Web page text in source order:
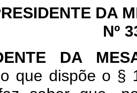
DA
Nº
DA
que dispõe o §